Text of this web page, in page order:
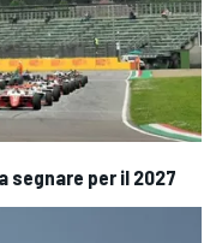
segnare per il 2027